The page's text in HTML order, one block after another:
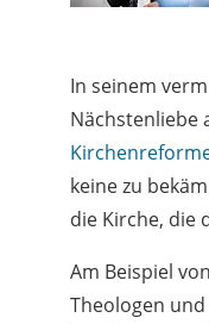
In seinem
Nächstenliebe
keine zu
die Kirche, die
Am Beispiel
Theologen